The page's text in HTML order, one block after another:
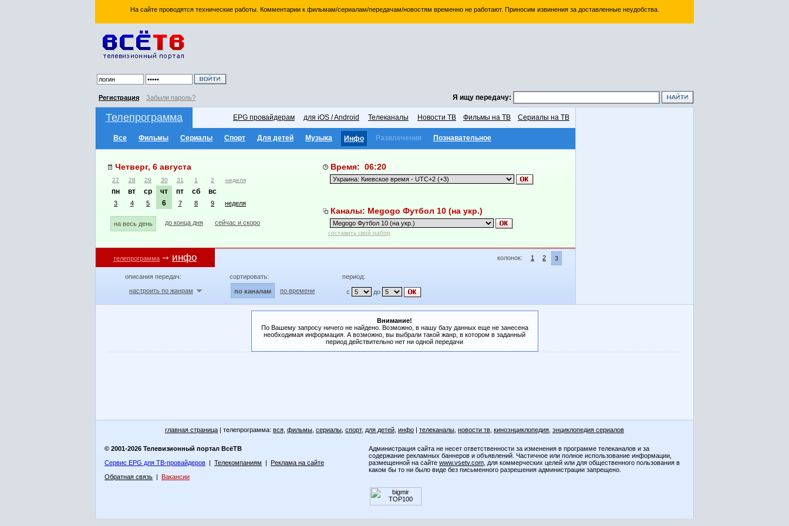
На сайте проводятся технические работы. Комментарии к фильмам/сериалам/передачам/новостям временно не работают. Приносим извинения за доставленные неудобства.
Регистрация Забыли пароль? Я ищу передачу:
Телепрограмма EPG провайдерам для iOS / Android Телеканалы Новости ТВ Фильмы на ТВ Сериалы на ТВ
Все Фильмы Сериалы Спорт Для детей Музыка Инфо Развлечения Познавательное
Четверг, 6 августа
27 28 29 30 31 1 2 неделя
пн вт ср чт пт сб вс
3 4 5 6 7 8 9 неделя
на весь день до конца дня сейчас и скоро
Время: 06:20
Каналы: Megogo Футбол 10 (на укр.)
составить свой набор
телепрограмма инфо колонок: 1 2 3
описания передач:
настроить по жанрам
сортировать:
по каналам по времени
период:
с до
Внимание!
По Вашему запросу ничего не найдено. Возможно, в нашу базу данных еще не занесена
необходимая информация. А возможно, вы выбрали такой жанр, в котором в заданный
период действительно нет ни одной передачи
главная страница | телепрограмма: вся фильмы сериалы спорт, для детей инфо | телеканалы новости тв киноэнциклопедия энциклопедия сериалов
© 2001-2026 Телевизионный портал ВсёТВ
Сервис EPG для ТВ-провайдеров | Телекомпаниям | Реклама на сайте
Обратная связь | Вакансии
Администрация сайта не несет ответственности за изменения в программе телеканалов и за
содержание рекламных баннеров и объявлений. Частичное или полное использование информации,
размещенной на сайте www.vsetv.com , для коммерческих целей или для общественного пользования в
каком бы то ни было виде без письменного разрешения администрации запрещено.